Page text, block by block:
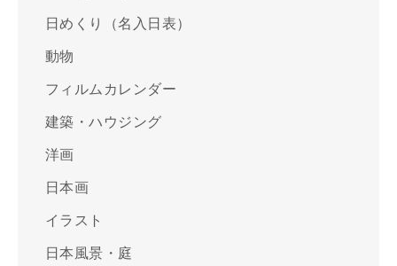
日めくり（名入日表）
動物
フィルムカレンダー
建築・ハウジング
洋画
日本画
イラスト
日本風景・庭